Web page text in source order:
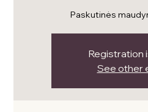
Paskutinės
Registration
See other